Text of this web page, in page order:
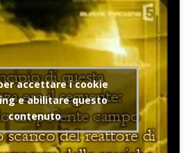
accettare i cookie
e abilitare questo
contenuto